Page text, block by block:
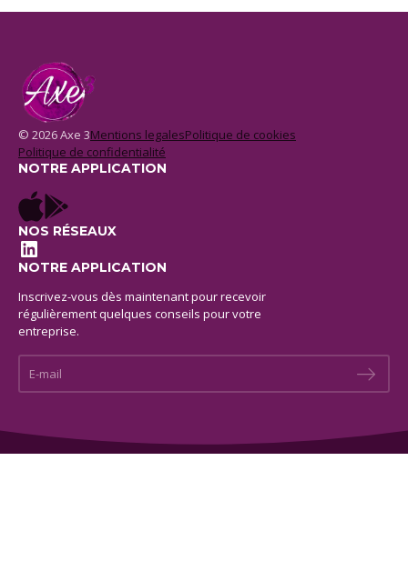
© 2026 Axe 3Mentions legalesPolitique de cookies
Politique de confidentialité
NOTRE APPLICATION
NOS RÉSEAUX
LinkedIn
NOTRE APPLICATION
Inscrivez-vous dès maintenant pour recevoir
régulièrement quelques conseils pour votre
entreprise.